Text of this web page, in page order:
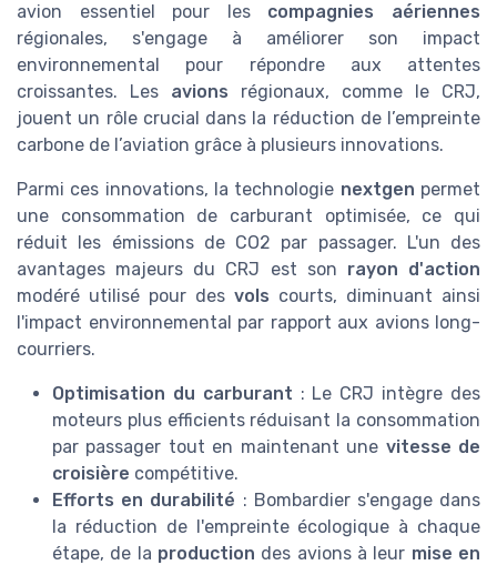
avion essentiel pour les compagnies aériennes
régionales, s'engage à améliorer son impact
environnemental pour répondre aux attentes
croissantes. Les avions régionaux, comme le CRJ,
jouent un rôle crucial dans la réduction de l’empreinte
carbone de l’aviation grâce à plusieurs innovations.
Parmi ces innovations, la technologie nextgen permet
une consommation de carburant optimisée, ce qui
réduit les émissions de CO2 par passager. L'un des
avantages majeurs du CRJ est son rayon d'action
modéré utilisé pour des vols courts, diminuant ainsi
l'impact environnemental par rapport aux avions long-
courriers.
Optimisation du carburant : Le CRJ intègre des
moteurs plus efficients réduisant la consommation
par passager tout en maintenant une vitesse de
croisière compétitive.
Efforts en durabilité : Bombardier s'engage dans
la réduction de l'empreinte écologique à chaque
étape, de la production des avions à leur mise en